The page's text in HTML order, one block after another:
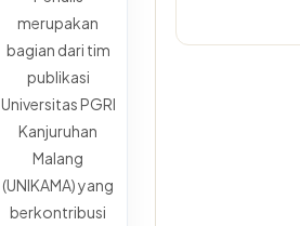
merupakan
bagian dari tim
publikasi
Universitas PGRI
Kanjuruhan
Malang
(UNIKAMA) yang
berkontribusi